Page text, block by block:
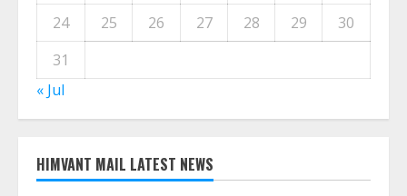
24
25 26 27 28 29
30
31
« Jul
HIMVANT MAIL LATEST NEWS